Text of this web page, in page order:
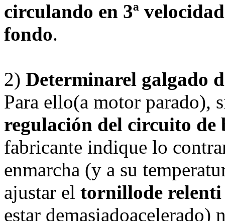
circulando en 3ª
fondo.
2) Determinarel galgado
Para ello(a motor parado),
regulación del circuito
fabricante indique lo
enmarcha (y a su
ajustar el tornillode relenti
estar demasiadoacelerado)